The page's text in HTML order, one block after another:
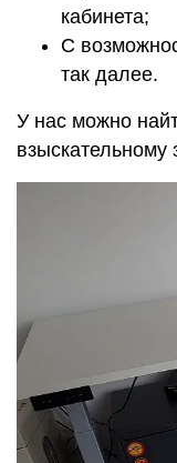
кабинета;
С
так далее.
У нас можно
взыскательному